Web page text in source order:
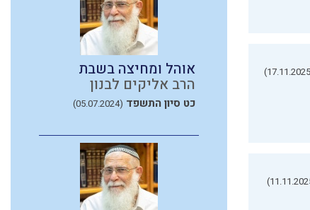
אוהל ומחיצה בשבת
הרב אליקים לבנון
כט סיון התשפד (05.07.2024)